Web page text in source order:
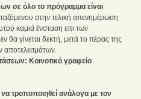
σε όλο το πρόγραμμα είναι
στην τελική απενημέρωση
καμιά ένσταση επι των
θα γίνεται δεκτή, μετά το πέρας της
αποτελεσμάτων.
Κοινοτικό γραφείο
τροποποιηθεί ανάλογα με τον